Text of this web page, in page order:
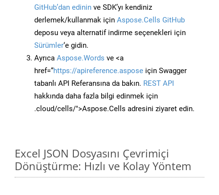
GitHub’dan edinin ve SDK’yı kendiniz
derlemek/kullanmak için Aspose.Cells GitHub
deposu veya alternatif indirme seçenekleri için
Sürümler‘e gidin.
Ayrıca Aspose.Words ve <a
href=“https://apireference.aspose için Swagger
tabanlı API Referansına da bakın. REST API
hakkında daha fazla bilgi edinmek için
.cloud/cells/">Aspose.Cells adresini ziyaret edin.
Excel JSON Dosyasını Çevrimiçi
Dönüştürme: Hızlı ve Kolay Yöntem